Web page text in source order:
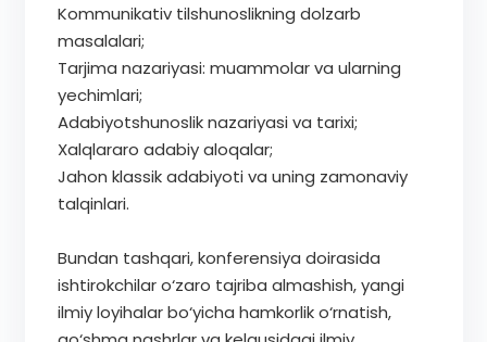
Kommunikativ tilshunoslikning dolzarb
masalalari;
Tarjima nazariyasi: muammolar va ularning
yechimlari;
Adabiyotshunoslik nazariyasi va tarixi;
Xalqlararo adabiy aloqalar;
Jahon klassik adabiyoti va uning zamonaviy
talqinlari.
Bundan tashqari, konferensiya doirasida
ishtirokchilar o‘zaro tajriba almashish, yangi
ilmiy loyihalar bo‘yicha hamkorlik o‘rnatish,